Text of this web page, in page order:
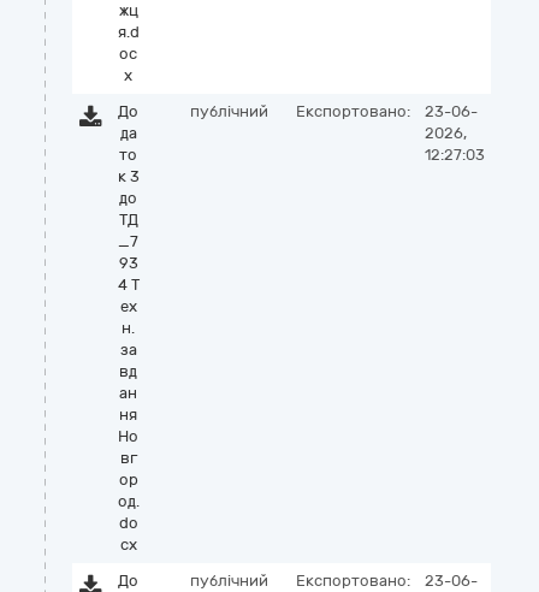
жц
я.d
oc
x
До
да
то
к 3
до
ТД
_7
93
4 Т
ех
н.
за
вд
ан
ня
Но
вг
ор
од.
do
cx
публічний Експортовано:
23-06-
2026,
12:27:03
До
публічний Експортовано:
23-06-